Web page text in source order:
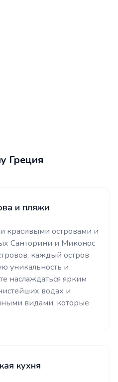
Греция
и пляжи
красивыми островами и
Санторини и Миконос
каждый остров
уникальность и
наслаждаться ярким
водах и
видами, которые
кухня